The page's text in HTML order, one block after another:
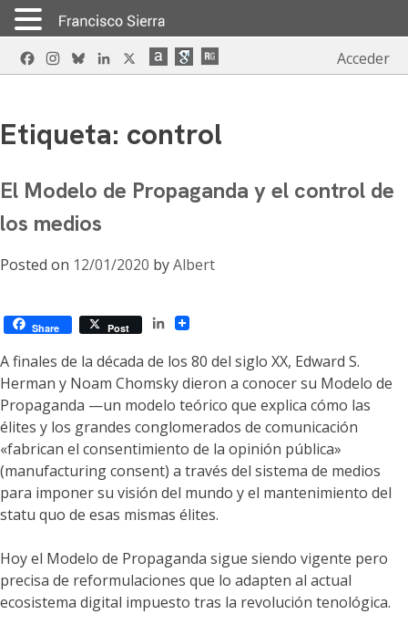
Skip
to
FacebookInstagram
BlueskyLinkedIn Acceder
Etiqueta: control
El Modelo de Propaganda y el control de
los medios
Posted on 12/01/2020 byAlbert
Share Post
LinkedIn
A finales de la década de los 80 del siglo XX, Edward S.
Herman y Noam Chomsky dieron a conocer su Modelo de
Propaganda —un modelo teórico que explica cómo las
élites y los grandes conglomerados de comunicación
«fabrican el consentimiento de la opinión pública»
(manufacturing consent) a través del sistema de medios
para imponer su visión del mundo y el mantenimiento del
statu quo de esas mismas élites.
Hoy el Modelo de Propaganda sigue siendo vigente pero
precisa de reformulaciones que lo adapten al actual
ecosistema digital impuesto tras la revolución tenológica.